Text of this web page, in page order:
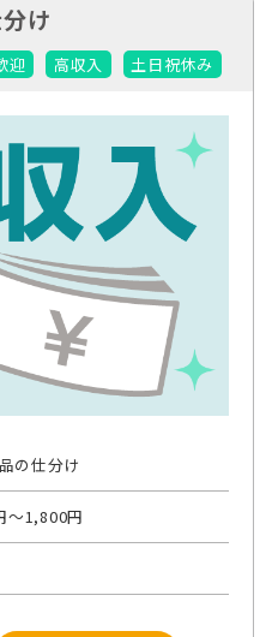
け
迎 高収入 土日祝休み
の仕分け
～1,800円